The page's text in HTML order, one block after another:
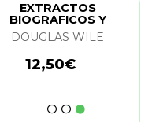
EXTRACTOS
BIOGRAFICOS Y
ESCRITOS DE ZHENG
MANQING
DOUGLAS WILE
12,50€